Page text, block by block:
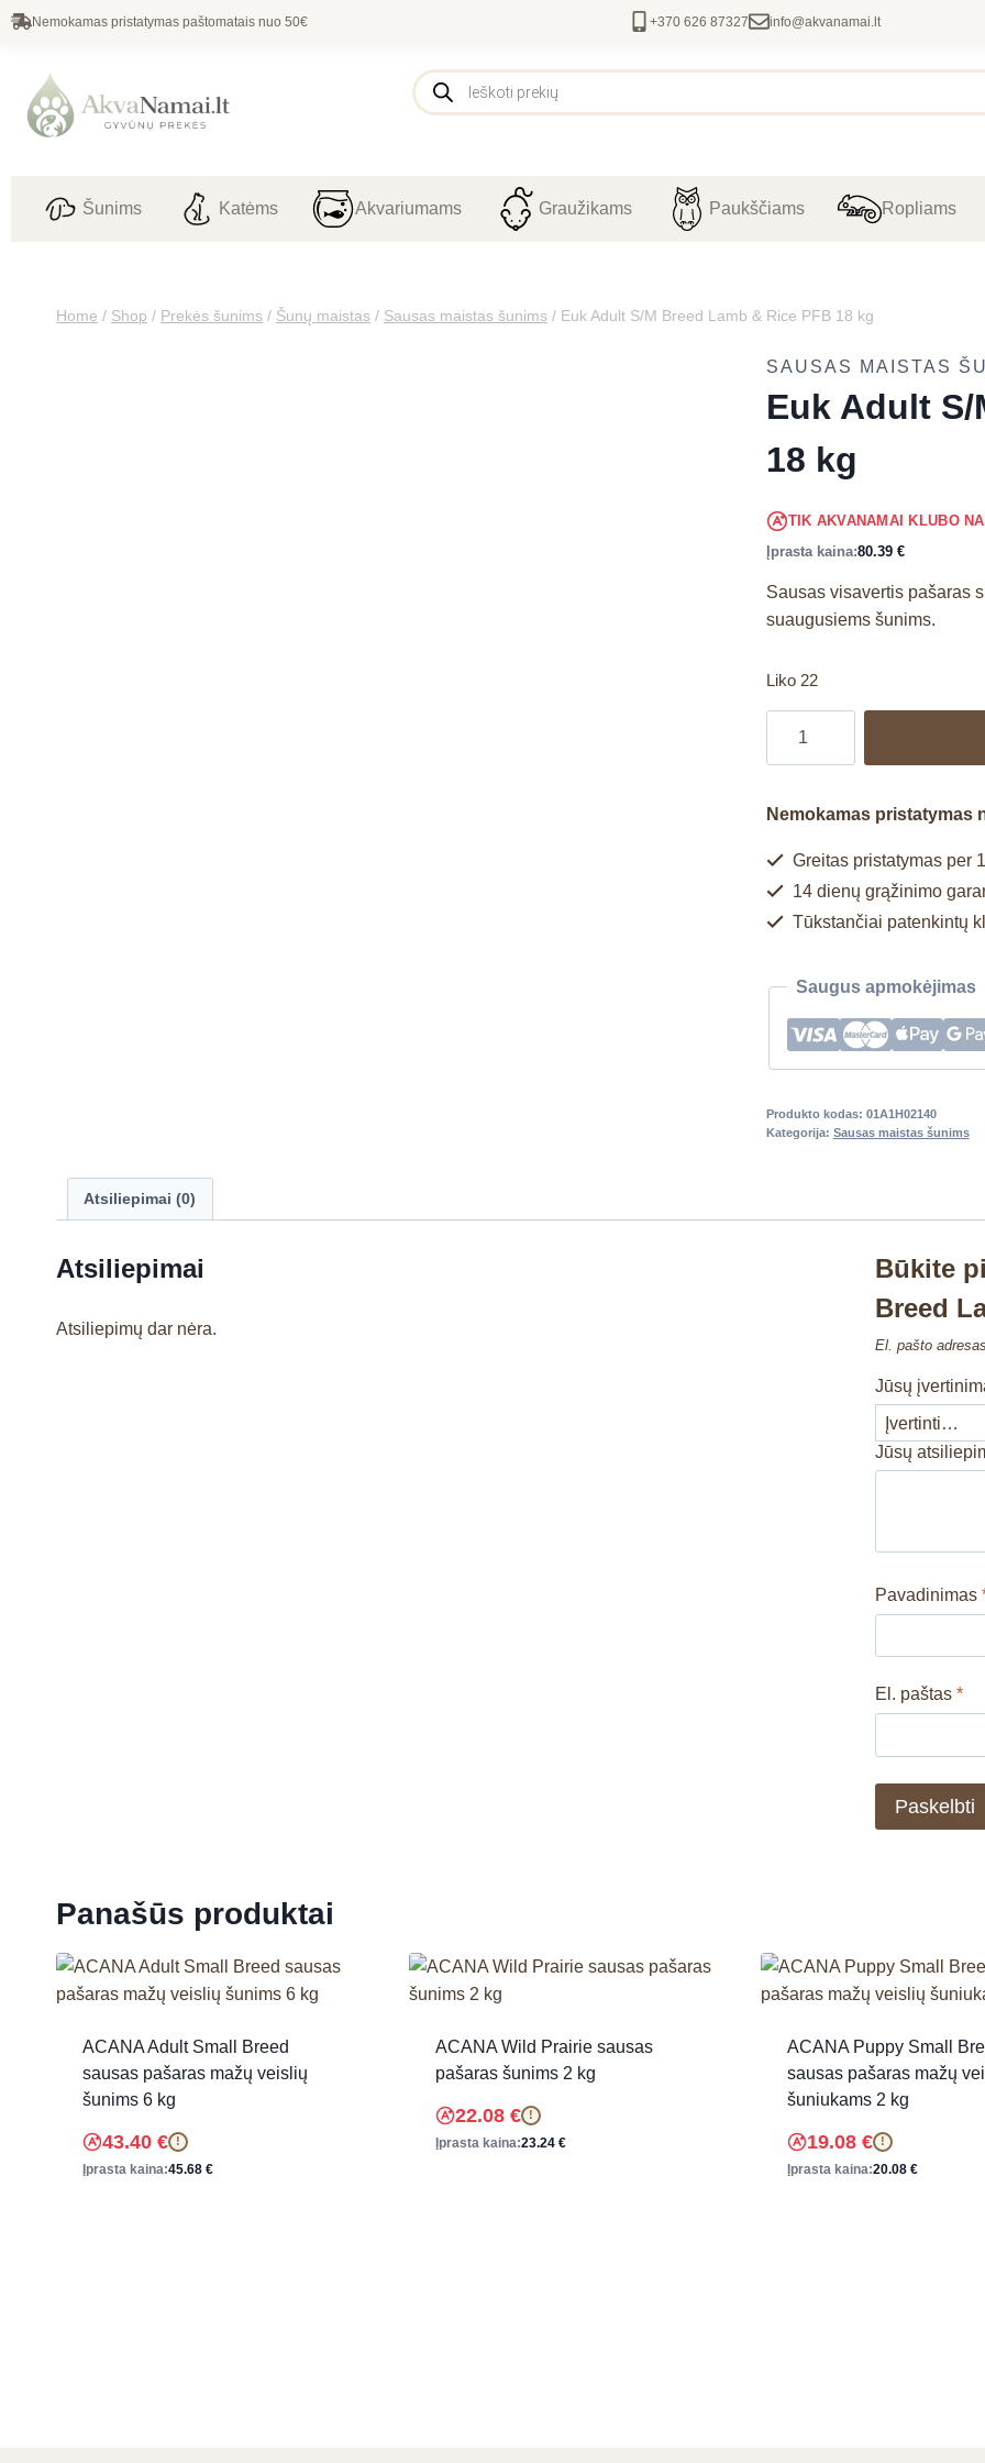
Nemokamas pristatymas paštomatais nuo 50€ +370 626 87327 info@akvanamai.lt
Šunims Katėms Akvariumams Graužikams Paukščiams Ropliams
Home / Shop / Prekės šunims / Šunų maistas / Sausas maistas šunims / Euk Adult S/M Breed Lamb & Rice PFB 18 kg
SAUSAS MAISTAS
Euk Adult S/
18 kg
TIK AKVANAMAI KLUBO
Įprasta kaina:80.39 €
Sausas visavertis pašaras
suaugusiems šunims.
Liko 22
Nemokamas pristatymas
Greitas pristatymas per
14 dienų grąžinimo
Tūkstančiai patenkintų
Saugus apmokėjimas
Produkto kodas: 01A1H02140
Kategorija: Sausas maistas šunims
Atsiliepimai (0)
Atsiliepimai
Atsiliepimų dar nėra.
Būkite
Breed
El. pašto
Jūsų
Jūsų
Pavadinimas
El. paštas*
Panašūs produktai
ACANA Adult Small Breed
sausas pašaras mažų veislių
šunims 6 kg
43.40 € !
Įprasta kaina:45.68 €
ACANA Wild Prairie sausas
pašaras šunims 2 kg
22.08 € !
Įprasta kaina:23.24 €
ACANA Puppy Small
sausas pašaras mažų
šuniukams 2 kg
19.08 € !
Įprasta kaina:20.08 €